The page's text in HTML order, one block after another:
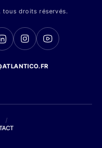
tous droits réservés.
/